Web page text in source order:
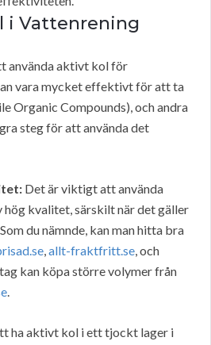
i Vattenrening
använda aktivt kol för
vara mycket effektivt för att ta
Organic Compounds), och andra
steg för att använda det
Det är viktigt att använda
kvalitet, särskilt när det gäller
du nämnde, kan man hitta bra
,allt-fraktfritt.se, och
kan köpa större volymer från
.
ha aktivt kol i ett tjockt lager i